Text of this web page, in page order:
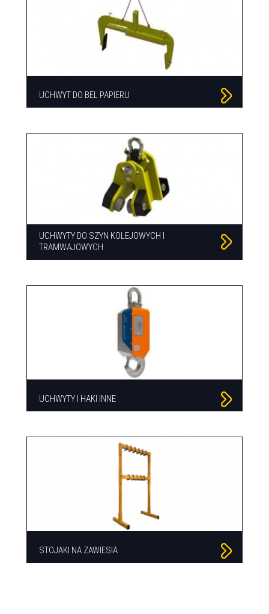
UCHWYT DO BEL PAPIERU
UCHWYTY DO SZYN KOLEJOWYCH I
TRAMWAJOWYCH
UCHWYTY I HAKI INNE
STOJAKI NA ZAWIESIA